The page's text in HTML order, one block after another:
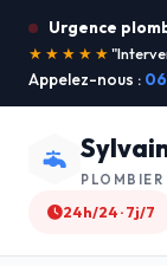
Urgence
★★★★★"Je
Appelez-nous : 06
PLOMBIER
24h/24 · 7j/7